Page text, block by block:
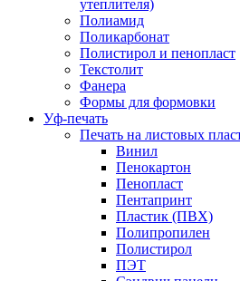
утеплителя)
Полиамид
Поликарбонат
Полистирол и пенопласт
Текстолит
Фанера
Формы для формовки
Уф-печать
Печать на листовых
Винил
Пенокартон
Пенопласт
Пентапринт
Пластик (ПВХ)
Полипропилен
Полистирол
ПЭТ